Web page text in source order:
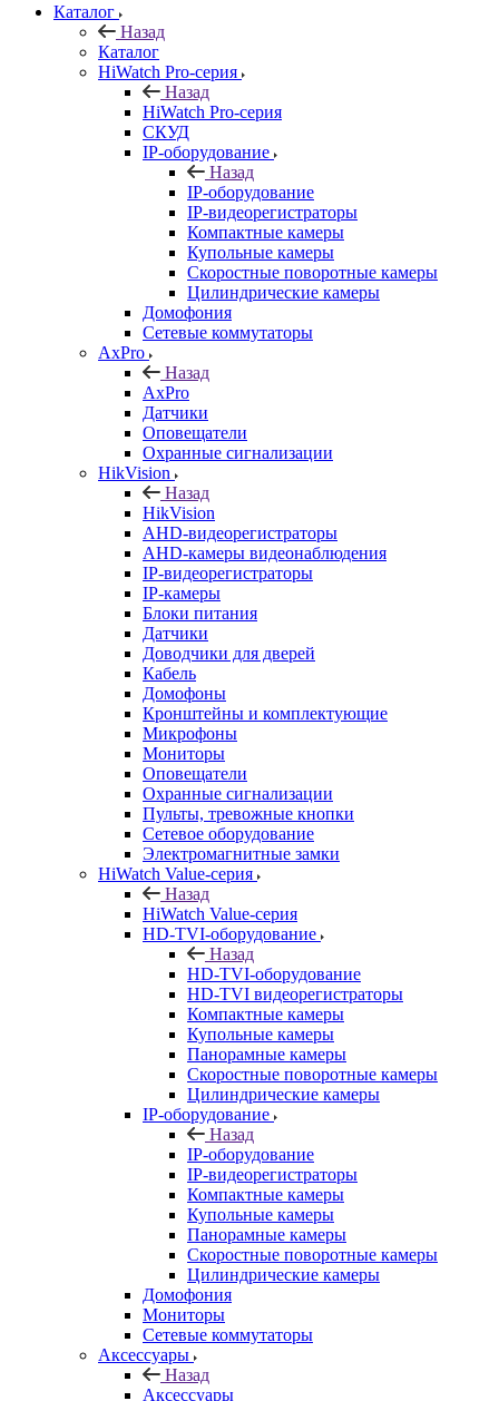
Каталог
Назад
Каталог
HiWatch Pro-серия
Назад
HiWatch Pro-серия
CКУД
IP-оборудование
Назад
IP-оборудование
IP-видеорегистраторы
Компактные камеры
Купольные камеры
Скоростные поворотные камеры
Цилиндрические камеры
Домофония
Сетевые коммутаторы
AxPro
Назад
AxPro
Датчики
Оповещатели
Охранные сигнализации
HikVision
Назад
HikVision
AHD-видеорегистраторы
AHD-камеры видеонаблюдения
IP-видеорегистраторы
IP-камеры
Блоки питания
Датчики
Доводчики для дверей
Кабель
Домофоны
Кронштейны и комплектующие
Микрофоны
Мониторы
Оповещатели
Охранные сигнализации
Пульты, тревожные кнопки
Сетевое оборудование
Электромагнитные замки
HiWatch Value-серия
Назад
HiWatch Value-серия
HD-TVI-оборудование
Назад
HD-TVI-оборудование
HD-TVI видеорегистраторы
Компактные камеры
Купольные камеры
Панорамные камеры
Скоростные поворотные камеры
Цилиндрические камеры
IP-оборудование
Назад
IP-оборудование
IP-видеорегистраторы
Компактные камеры
Купольные камеры
Панорамные камеры
Скоростные поворотные камеры
Цилиндрические камеры
Домофония
Мониторы
Сетевые коммутаторы
Аксессуары
Назад
Аксессуары